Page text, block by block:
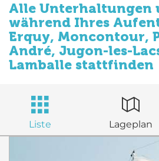
Alle Unterhaltungen
während Ihres
Erquy, Moncontour,
André, Jugon-les-
Lamballe stattfinden
Liste Lageplan